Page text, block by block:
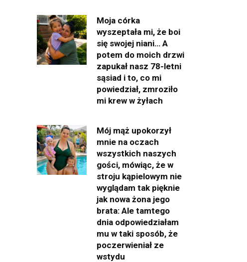
Moja córka
wyszeptała mi, że boi
się swojej niani… A
potem do moich drzwi
zapukał nasz 78-letni
sąsiad i to, co mi
powiedział, zmroziło
mi krew w żyłach
Mój mąż upokorzył
mnie na oczach
wszystkich naszych
gości, mówiąc, że w
stroju kąpielowym nie
wyglądam tak pięknie
jak nowa żona jego
brata: Ale tamtego
dnia odpowiedziałam
mu w taki sposób, że
poczerwieniał ze
wstydu